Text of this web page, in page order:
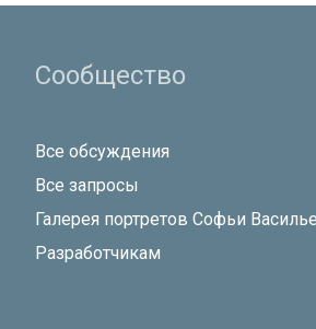
Сообщество
Все обсуждения
Все запросы
Галерея портретов Софьи
Разработчикам